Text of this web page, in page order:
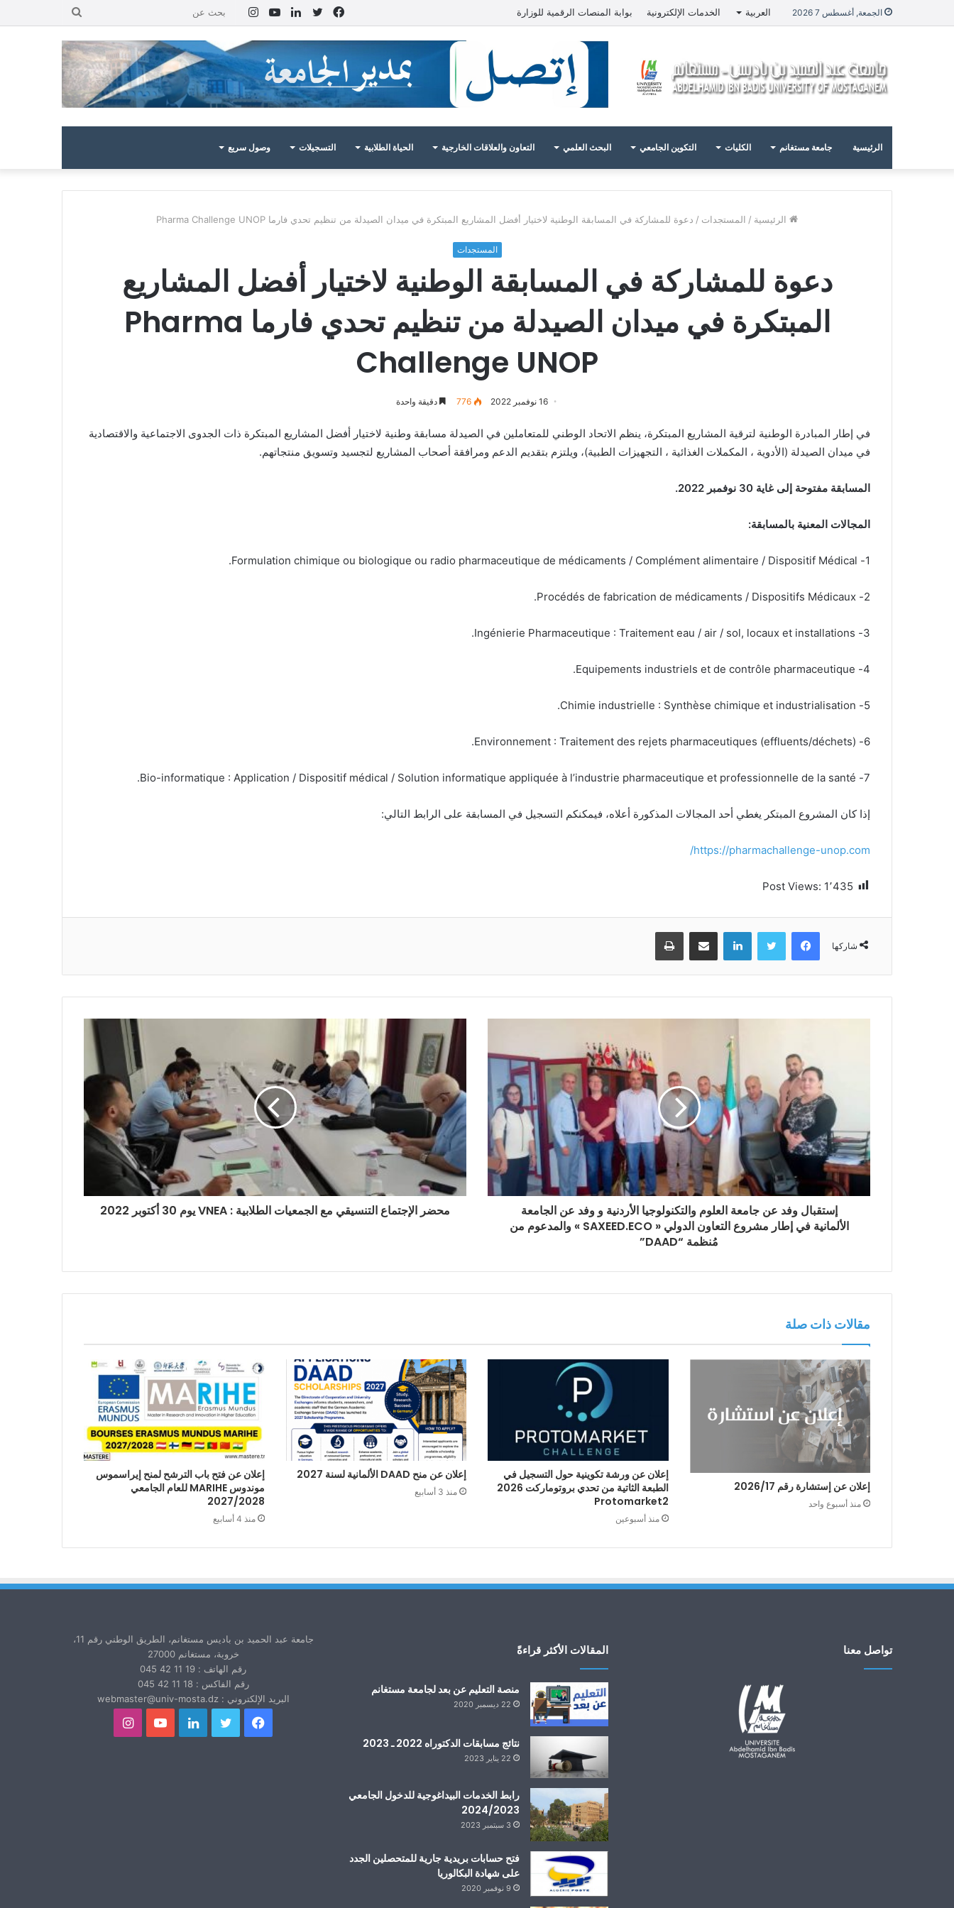
الجمعة, أغسطس 7 2026 العربية الخدمات الإلكترونية بوابة المنصات الرقمية للوزارة
بحث
انستقراميوتيوبلينكدإنتويتر
فيسبوك
الرئيسية جامعة مستغانم الكليات التكوين الجامعي البحث العلمي التعاون والعلاقات الخارجية الحياة الطلابية التسجيلات وصول سريع
الرئيسية / المستجدات / دعوة للمشاركة في المسابقة الوطنية لاختيار أفضل المشاريع المبتكرة في ميدان الصيدلة من تنظيم تحدي فارما Pharma Challenge UNOP
المستجدات
دعوة للمشاركة في المسابقة الوطنية لاختيار أفضل المشاريع
المبتكرة في ميدان الصيدلة من تنظيم تحدي فارما Pharma
Challenge UNOP
16 نوفمبر 2022 776 دقيقة واحدة
في إطار المبادرة الوطنية لترقية المشاريع المبتكرة، ينظم الاتحاد الوطني للمتعاملين في الصيدلة مسابقة وطنية لاختيار أفضل المشاريع المبتكرة ذات الجدوى الاجتماعية والاقتصادية
في ميدان الصيدلة (الأدوية ، المكملات الغذائية ، التجهيزات الطبية)، ويلتزم بتقديم الدعم ومرافقة أصحاب المشاريع لتجسيد وتسويق منتجاتهم.
المسابقة مفتوحة إلى غاية 30 نوفمبر 2022.
المجالات المعنية بالمسابقة:
1- Formulation chimique ou biologique ou radio pharmaceutique de médicaments / Complément alimentaire / Dispositif Médical.
2- Procédés de fabrication de médicaments / Dispositifs Médicaux.
3- Ingénierie Pharmaceutique : Traitement eau / air / sol, locaux et installations.
4- Equipements industriels et de contrôle pharmaceutique.
5- Chimie industrielle : Synthèse chimique et industrialisation.
6- Environnement : Traitement des rejets pharmaceutiques (effluents/déchets).
7- Bio-informatique : Application / Dispositif médical / Solution informatique appliquée à l’industrie pharmaceutique et professionnelle de la santé.
إذا كان المشروع المبتكر يغطي أحد المجالات المذكورة أعلاه، فيمكنكم التسجيل في المسابقة على الرابط التالي:
https://pharmachallenge-unop.com/
Post Views: 1٬435
شاركها
فيسبوك تويتر لينكدإن مشاركة عبر البريد طباعة
إستقبال وفد عن جامعة العلوم والتكنولوجيا الأردنية و وفد عن الجامعة
الألمانية في إطار مشروع التعاون الدولي « SAXEED.ECO » والمدعوم من
مُنظمة “DAAD”
محضر الإجتماع التنسيقي مع الجمعيات الطلابية : VNEA يوم 30 أكتوبر 2022
مقالات ذات صلة
إعلان عن إستشارة رقم 2026/17
منذ أسبوع واحد
إعلان عن ورشة تكوينية حول التسجيل في
الطبعة الثاتية من تحدي بروتوماركت 2026
Protomarket2
منذ أسبوعين
إعلان عن منح DAAD الألمانية لسنة 2027
منذ 3 أسابيع
إعلان عن فتح باب الترشح لمنح إيراسموس
موندوس MARIHE للعام الجامعي
2027/2028
منذ 4 أسابيع
تواصل معنا المقالات الأكثر قراءةً
منصة التعليم عن بعد لجامعة مستغانم
22 ديسمبر 2020
نتائج مسابقات الدكتوراه 2022 ـ 2023
22 يناير 2023
رابط الخدمات البيداغوجية للدخول الجامعي
2024/2023
3 سبتمبر 2023
فتح حسابات بريدية جارية للمتحصلين الجدد
على شهادة البكالوريا
9 نوفمبر 2020
جامعة عبد الحميد بن باديس مستغانم، الطريق الوطني رقم 11،
خروبة، مستغانم 27000
رقم الهاتف : 19 11 42 045
رقم الفاكس : 18 11 42 045
البريد الإلكتروني : webmaster@univ-mosta.dz
فيسبوك تويتر لينكدإنيوتيوبانستقرام